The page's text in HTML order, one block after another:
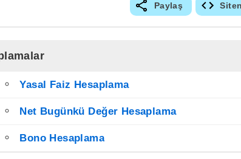
Paylaş
Yasal Faiz Hesaplama
Net Bugünkü Değer Hesaplama
Bono Hesaplama